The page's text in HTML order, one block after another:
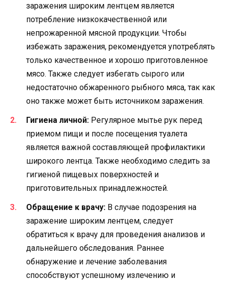
заражения широким лентцем является
потребление низкокачественной или
непрожаренной мясной продукции. Чтобы
избежать заражения, рекомендуется употреблять
только качественное и хорошо приготовленное
мясо. Также следует избегать сырого или
недостаточно обжаренного рыбного мяса, так как
оно также может быть источником заражения.
Гигиена личной: Регулярное мытье рук перед
приемом пищи и после посещения туалета
является важной составляющей профилактики
широкого лентца. Также необходимо следить за
гигиеной пищевых поверхностей и
приготовительных принадлежностей.
Обращение к врачу: В случае подозрения на
заражение широким лентцем, следует
обратиться к врачу для проведения анализов и
дальнейшего обследования. Раннее
обнаружение и лечение заболевания
способствуют успешному излечению и